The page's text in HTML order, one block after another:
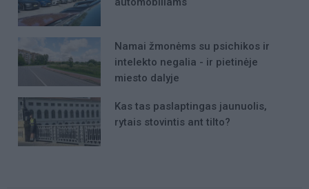
Namai žmonėms su psichikos ir
intelekto negalia - ir pietinėje
miesto dalyje
Kas tas paslaptingas jaunuolis,
rytais stovintis ant tilto?